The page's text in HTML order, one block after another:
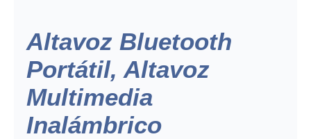
Altavoz Bluetooth
Portátil, Altavoz
Multimedia
Inalámbrico